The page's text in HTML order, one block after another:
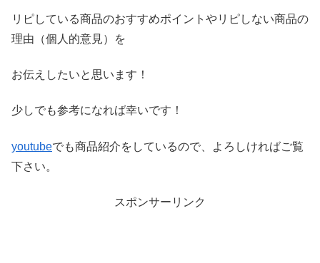
リピしている商品のおすすめポイントやリピしない商品の
理由（個人的意見）を
お伝えしたいと思います！
少しでも参考になれば幸いです！
youtubeでも商品紹介をしているので、よろしければご覧
下さい。
スポンサーリンク